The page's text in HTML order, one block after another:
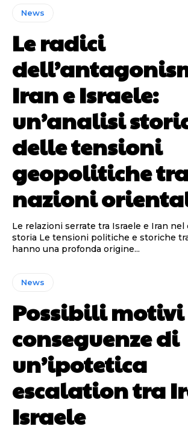
News
Le radici
Iran e Israele:
un’analisi
delle tensioni
geopolitiche
nazioni
Le relazioni serrate tra Israele e Iran nel
storia Le tensioni politiche e storiche tra Israele e Iran
hanno una profonda origine...
News
Possibili motivi
conseguenze di
un’ipotetica
escalation tra
Israele